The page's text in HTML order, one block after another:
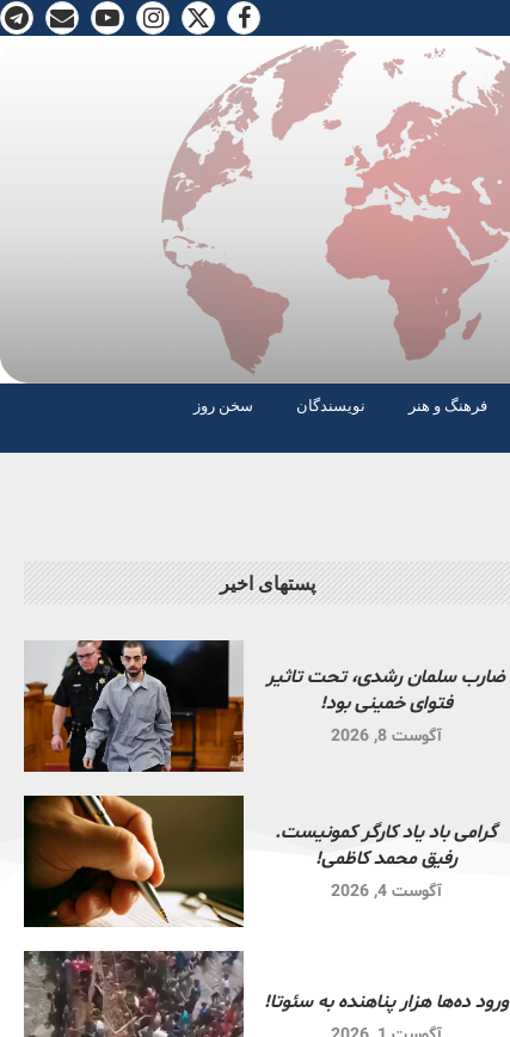
فرهنگ و هنر نویسندگان
سخن روز
پستهای اخیر
ضارب سلمان رشدی، تحت تاثیر
فتوای خمینی بود!
آگوست 8, 2026
گرامی باد یاد کارگر کمونیست.
رفیق محمد کاظمی!
آگوست 4, 2026
ورود ده‌ها هزار پناهنده به سئوتا!